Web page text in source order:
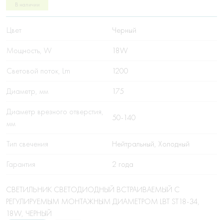
В наличии
Цвет Черный
Мощность, W 18W
Световой поток, Lm 1200
Диаметр, мм 175
Диаметр врезного отверстия,
мм
50-140
Тип свечения Нейтральный, Холодный
Гарантия 2 года
СВЕТИЛЬНИК СВЕТОДИОДНЫЙ ВСТРАИВАЕМЫЙ С
РЕГУЛИРУЕМЫМ МОНТАЖНЫМ ДИАМЕТРОМ LBT ST18-34,
18W, ЧЕРНЫЙ